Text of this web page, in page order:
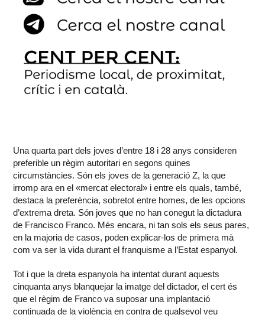
Una quarta part dels joves d’entre 18 i 28 anys consideren
preferible un règim autoritari en segons quines
circumstàncies. Són els joves de la generació Z, la que
irromp ara en el «mercat electoral» i entre els quals, també,
destaca la preferència, sobretot entre homes, de les opcions
d’extrema dreta. Són joves que no han conegut la dictadura
de Francisco Franco. Més encara, ni tan sols els seus pares,
en la majoria de casos, poden explicar-los de primera mà
com va ser la vida durant el franquisme a l’Estat espanyol.
Tot i que la dreta espanyola ha intentat durant aquests
cinquanta anys blanquejar la imatge del dictador, el cert és
que el règim de Franco va suposar una implantació
continuada de la violència en contra de qualsevol veu